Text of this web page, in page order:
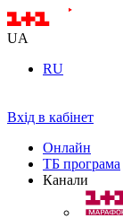
UA
RU
Вхід в кабінет
Онлайн
ТБ програма
Канали